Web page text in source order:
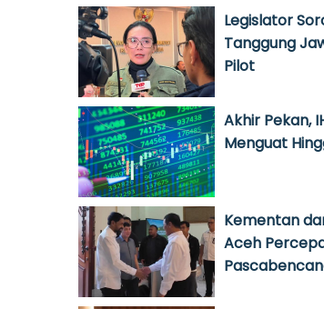
Legislator
Tanggung
Pilot
Akhir Pekan,
Menguat
Kementan
Aceh